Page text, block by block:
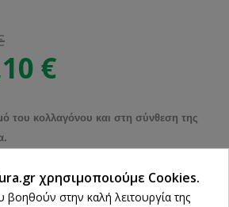
€
του κολλαγόνου και στη σύνθεση της
χρησιμοποιούμε Cookies.
βοηθούν στην καλή λειτουργία της